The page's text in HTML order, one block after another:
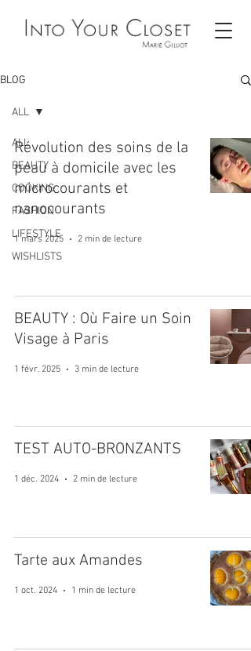
BLOG
ALL
BEAUTY
COOKING
FASHION
LIFESTYLE
WISHLISTS
ALL
Révolution des soins de la
peau à domicile avec les
microcourants et
nanocourants
1 mars 2025 2 min de lecture
BEAUTY : Où Faire un Soin
Visage à Paris
1 févr. 2025 3 min de lecture
TEST AUTO-BRONZANTS
1 déc. 2024 2 min de lecture
Tarte aux Amandes
1 oct. 2024 1 min de lecture